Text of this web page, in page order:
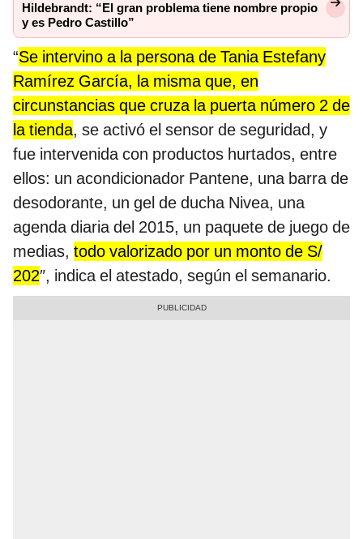
Hildebrandt: “El gran problema tiene nombre propio
y es Pedro Castillo”
“Se intervino a la persona de Tania Estefany
Ramírez García, la misma que, en
circunstancias que cruza la puerta número 2 de
la tienda, se activó el sensor de seguridad, y
fue intervenida con productos hurtados, entre
ellos: un acondicionador Pantene, una barra de
desodorante, un gel de ducha Nivea, una
agenda diaria del 2015, un paquete de juego de
medias, todo valorizado por un monto de S/
202″, indica el atestado, según el semanario.